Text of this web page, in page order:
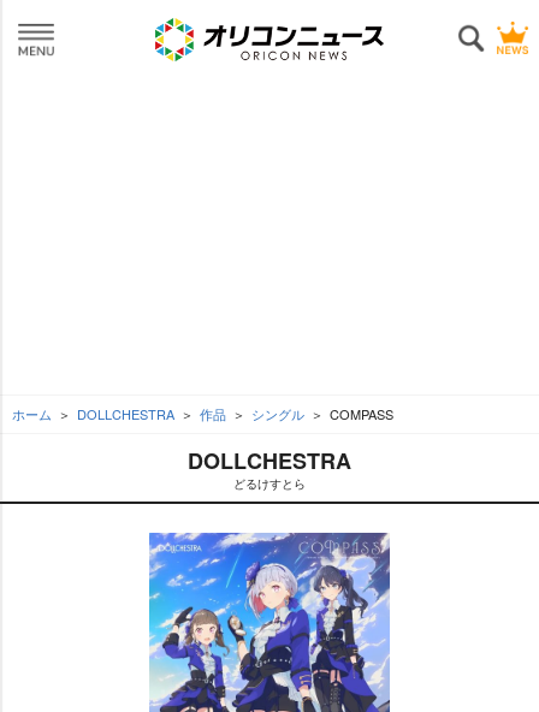
ホーム DOLLCHESTRA 作品 シングル COMPASS
DOLLCHESTRA
どるけすとら